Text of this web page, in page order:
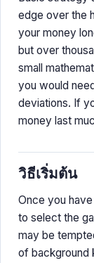
edge over the
your money
but over
small
you would
deviations. If
money last
วิธีเริ่มต้น
Once you
to select the
may be
of background